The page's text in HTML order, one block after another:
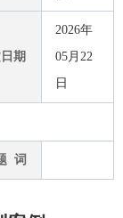
期
2026年
05月22
日
词